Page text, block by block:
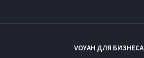
VOYAH ДЛЯ БИЗНЕСА